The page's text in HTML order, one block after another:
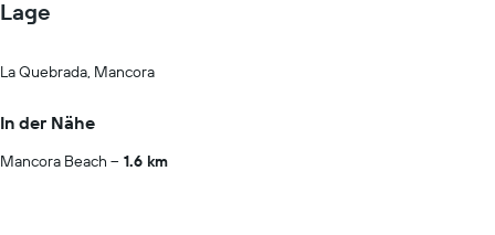
Lage
La Quebrada, Mancora
In der Nähe
Mancora Beach 1.6 km